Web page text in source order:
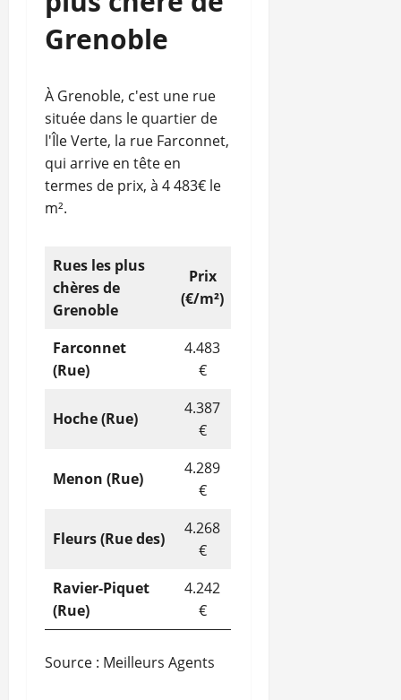
Grenoble
À Grenoble, c'est une rue
située dans le quartier de
l'Île Verte, la rue Farconnet,
qui arrive en tête en
termes de prix, à 4 483€ le
m².
Rues les plus
chères de
Grenoble
Prix
(€/m²)
Farconnet
(Rue)
4.483
€
Hoche (Rue)
4.387
€
Menon (Rue)
4.289
€
Fleurs (Rue des)
4.268
€
Ravier-Piquet
(Rue)
4.242
€
Source : Meilleurs Agents